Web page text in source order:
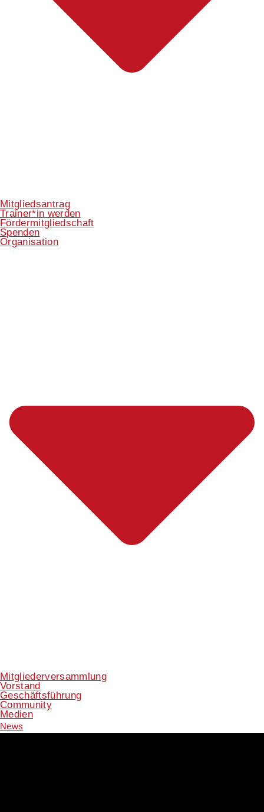
Mitgliedsantrag
Trainer*in werden
Fördermitgliedschaft
Spenden
Organisation
Mitgliederversammlung
Vorstand
Geschäftsführung
Community
Medien
News